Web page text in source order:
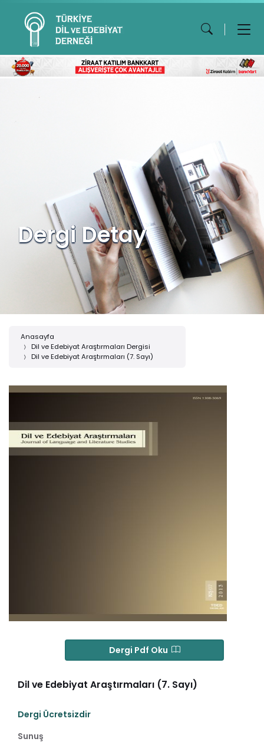
Dergi Detay
Anasayfa
Dil ve Edebiyat Araştırmaları Dergisi
Dil ve Edebiyat Araştırmaları (7. Sayı)
Dergi Pdf Oku
Dil ve Edebiyat Araştırmaları (7. Sayı)
Dergi Ücretsizdir
Sunuş